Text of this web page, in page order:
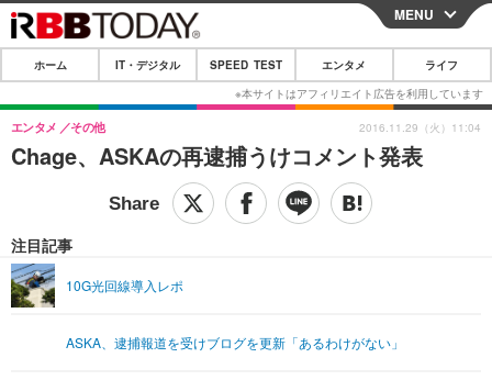
CLOSE
ホーム
IT・デジタル
IT・デジタルTOP スマートフォン
ネタ ガジェット・ツール
SPEED TEST
音楽 スポーツ
ライフ
ペット ショッピング
リリース一覧
プッシュ通知の停止方法
MENU
ホーム IT・デジタル SPEED TEST エンタメ ライフ
Chage、ASKAの再逮捕うけコメント発表
エンタメ その他
注目記事
10G光回線導入レポ
ASKA、逮捕報道を受けブログを更新「あるわけがない」
2016.11.29（火）11:04